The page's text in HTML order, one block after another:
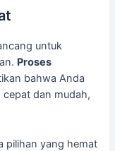
untuk
Proses
bahwa Anda
dan mudah,
pilihan yang hemat